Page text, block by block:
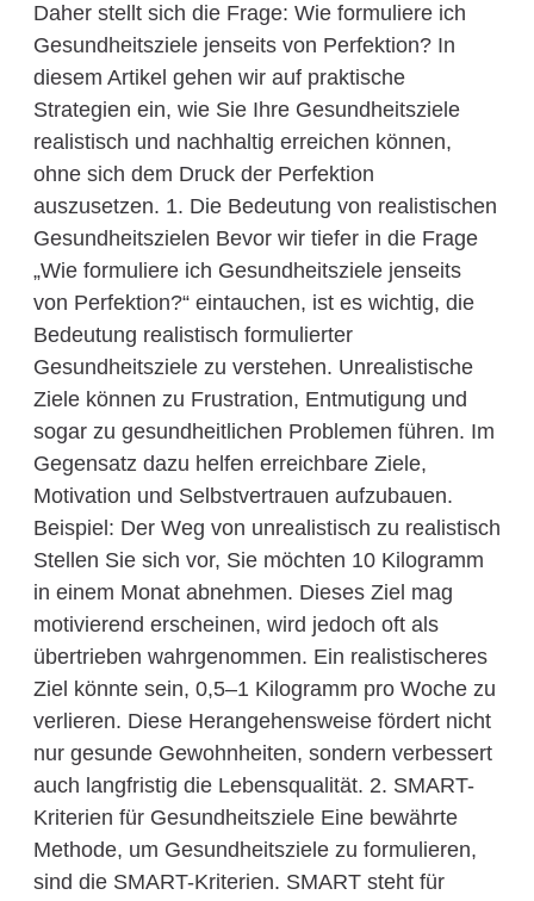
Daher stellt sich die Frage: Wie formuliere ich
Gesundheitsziele jenseits von Perfektion? In
diesem Artikel gehen wir auf praktische
Strategien ein, wie Sie Ihre Gesundheitsziele
realistisch und nachhaltig erreichen können,
ohne sich dem Druck der Perfektion
auszusetzen. 1. Die Bedeutung von realistischen
Gesundheitszielen Bevor wir tiefer in die Frage
„Wie formuliere ich Gesundheitsziele jenseits
von Perfektion?“ eintauchen, ist es wichtig, die
Bedeutung realistisch formulierter
Gesundheitsziele zu verstehen. Unrealistische
Ziele können zu Frustration, Entmutigung und
sogar zu gesundheitlichen Problemen führen. Im
Gegensatz dazu helfen erreichbare Ziele,
Motivation und Selbstvertrauen aufzubauen.
Beispiel: Der Weg von unrealistisch zu realistisch
Stellen Sie sich vor, Sie möchten 10 Kilogramm
in einem Monat abnehmen. Dieses Ziel mag
motivierend erscheinen, wird jedoch oft als
übertrieben wahrgenommen. Ein realistischeres
Ziel könnte sein, 0,5–1 Kilogramm pro Woche zu
verlieren. Diese Herangehensweise fördert nicht
nur gesunde Gewohnheiten, sondern verbessert
auch langfristig die Lebensqualität. 2. SMART-
Kriterien für Gesundheitsziele Eine bewährte
Methode, um Gesundheitsziele zu formulieren,
sind die SMART-Kriterien. SMART steht für